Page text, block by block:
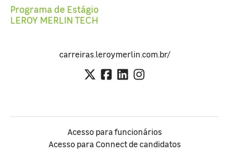
Programa de Estágio
LEROY MERLIN TECH
carreiras.leroymerlin.com.br/
Acesso para funcionários
Acesso para Connect de candidatos